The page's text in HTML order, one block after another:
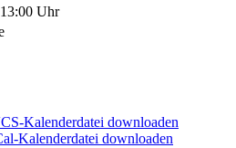
Uhr
Kalenderdatei downloaden
Kalenderdatei downloaden